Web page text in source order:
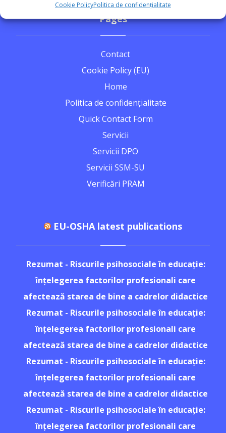
Cookie PolicyPolitica de confidențialitate
Pages
Contact
Cookie Policy (EU)
Home
Politica de confidențialitate
Quick Contact Form
Servicii
Servicii DPO
Servicii SSM-SU
Verificări PRAM
EU-OSHA latest publications
Rezumat - Riscurile psihosociale în educație:
înțelegerea factorilor profesionali care
afectează starea de bine a cadrelor didactice
Rezumat - Riscurile psihosociale în educație:
înțelegerea factorilor profesionali care
afectează starea de bine a cadrelor didactice
Rezumat - Riscurile psihosociale în educație:
înțelegerea factorilor profesionali care
afectează starea de bine a cadrelor didactice
Rezumat - Riscurile psihosociale în educație:
înțelegerea factorilor profesionali care